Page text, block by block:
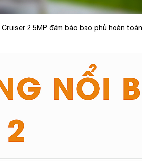
Cruiser 2 5MP đảm bảo bao phủ hoàn